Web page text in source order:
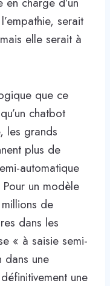
serait
elle serait à
que ce
chatbot
les grands
plus de
automatique
un modèle
de
dans les
« à saisie semi-
dans une
une